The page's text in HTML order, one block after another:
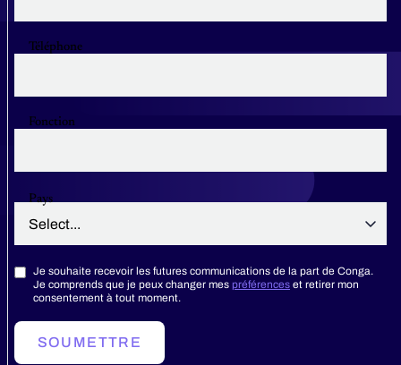
Téléphone
Fonction
Pays
Je souhaite recevoir les futures communications de la part de Conga.
Je comprends que je peux changer mes préférences et retirer mon
consentement à tout moment.
SOUMETTRE